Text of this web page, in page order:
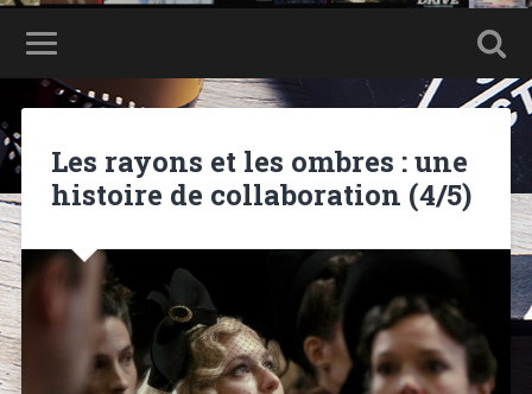
Les rayons et les ombres : une
histoire de collaboration (4/5)